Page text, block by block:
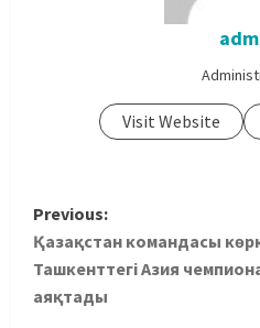
Visit Website
Previous:
Қазақстан командасы
Ташкенттегі Азия
аяқтады